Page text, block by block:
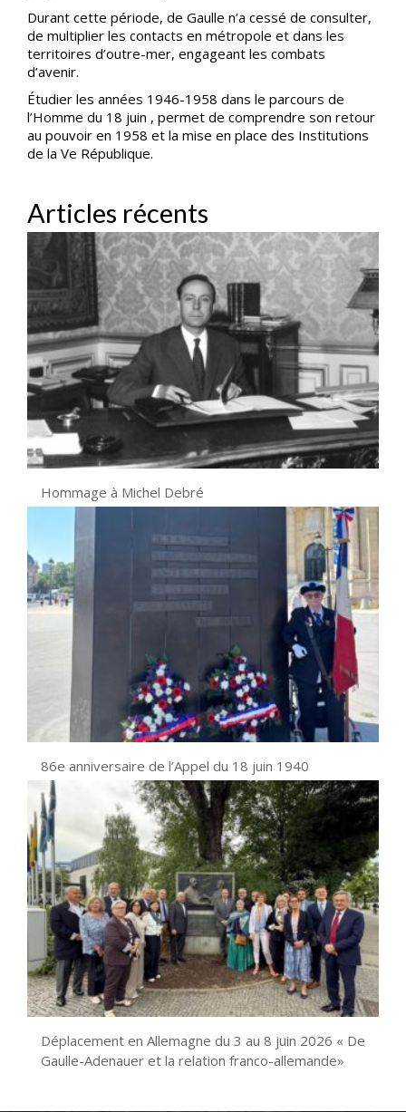
Durant cette période, de Gaulle n’a cessé de consulter,
de multiplier les contacts en métropole et dans les
territoires d’outre-mer, engageant les combats
d’avenir.
Étudier les années 1946-1958 dans le parcours de
l’Homme du 18 juin , permet de comprendre son retour
au pouvoir en 1958 et la mise en place des Institutions
de la Ve République.
Articles récents
Hommage à Michel Debré
86e anniversaire de l’Appel du 18 juin 1940
Déplacement en Allemagne du 3 au 8 juin 2026 « De
Gaulle-Adenauer et la relation franco-allemande»